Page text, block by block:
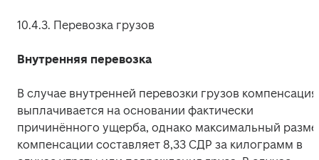
10.4.3. Перевозка грузов
Внутренняя перевозка
В случае внутренней перевозки грузов компенсация
выплачивается на основании фактически
причинённого ущерба, однако максимальный
компенсации составляет 8,33 СДР за килограмм в